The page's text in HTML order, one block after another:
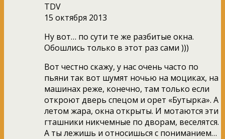
TDV
15 октября 2013
Ну вот… по сути те же разбитые окна.
Обошлись только в этот раз сами )))
Вот честно скажу, у нас очень часто по
пьяни так вот шумят ночью на моциках, на
машинах реже, конечно, там только если
откроют дверь спецом и орет «Бутырка». А
летом жара, окна открыты. И мотаются эти
гташники никчемные по дворам, веселятся.
А ты лежишь и относишься с пониманием…